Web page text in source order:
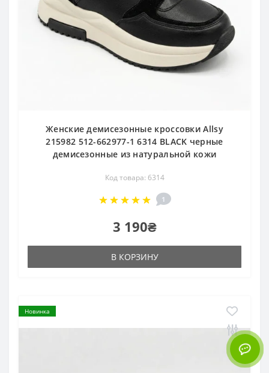
Женские демисезонные кроссовки Allsy
215982 512-662977-1 6314 BLACK черные
демисезонные из натуральной кожи
Код товара: 6314
1
3 190₴
В КОРЗИНУ
Новинка